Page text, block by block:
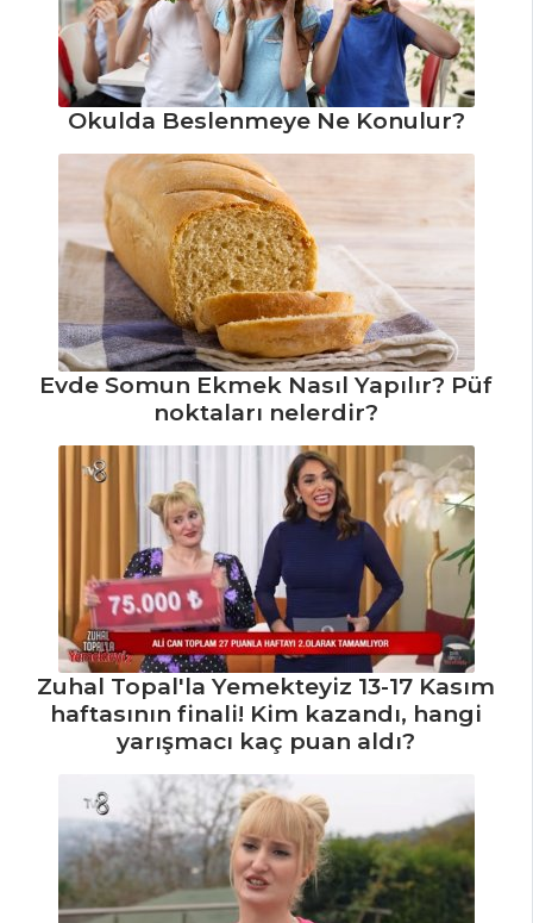
Nasıl Yapılır?
Kıymalı Zeytin
Böreği Tarifi, Nasıl
Yapılır?
Hamur İşleri Tüm
Tarifleri
Okulda Beslenmeye Ne Konulur?
Evde Somun Ekmek Nasıl Yapılır? Püf
noktaları nelerdir?
Zuhal Topal'la Yemekteyiz 13-17 Kasım
haftasının finali! Kim kazandı, hangi
yarışmacı kaç puan aldı?